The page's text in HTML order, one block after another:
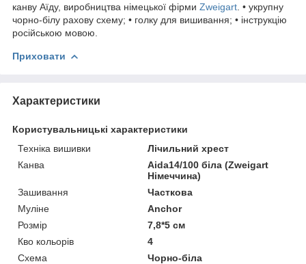
канву Аїду, виробництва німецької фірми Zweigart . • укрупну
чорно-білу рахову схему; • голку для вишивання; • інструкцію
російською мовою.
Приховати
Характеристики
Користувальницькі характеристики
Техніка вишивки
Лічильний хрест
Канва
Aida14/100 біла (Zweigart
Німеччина)
Зашивання
Часткова
Муліне
Anchor
Розмір
7,8*5 см
Кво кольорів
4
Схема
Чорно-біла